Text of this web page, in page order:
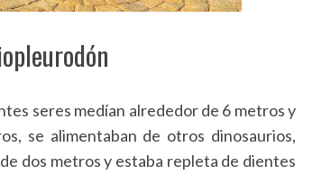
seres medían alrededor de 6 metros y
se alimentaban de otros dinosaurios,
dos metros y estaba repleta de dientes